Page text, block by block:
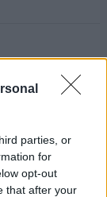
parties, or
for
opt-out
that after your